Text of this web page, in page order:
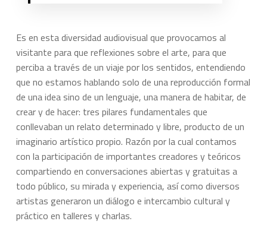
Es en esta diversidad audiovisual que provocamos al
visitante para que reflexiones sobre el arte, para que
perciba a través de un viaje por los sentidos, entendiendo
que no estamos hablando solo de una reproducción formal
de una idea sino de un lenguaje, una manera de habitar, de
crear y de hacer: tres pilares fundamentales que
conllevaban un relato determinado y libre, producto de un
imaginario artístico propio. Razón por la cual contamos
con la participación de importantes creadores y teóricos
compartiendo en conversaciones abiertas y gratuitas a
todo público, su mirada y experiencia, así como diversos
artistas generaron un diálogo e intercambio cultural y
práctico en talleres y charlas.